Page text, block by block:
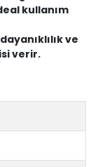
kullanım
ve
verir.